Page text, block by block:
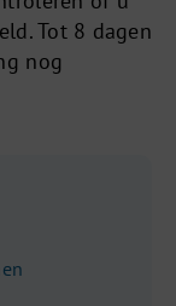
Tot 8 dagen
nog